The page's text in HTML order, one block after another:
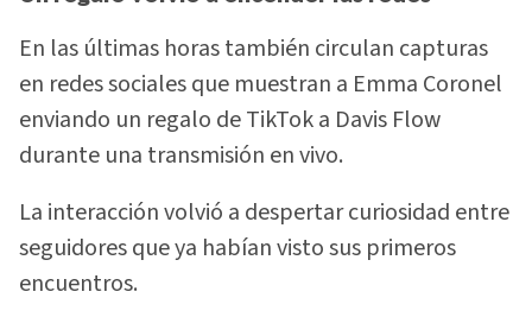
En las últimas horas también circulan capturas
en redes sociales que muestran a Emma Coronel
enviando un regalo de TikTok a Davis Flow
durante una transmisión en vivo.
La interacción volvió a despertar curiosidad entre
seguidores que ya habían visto sus primeros
encuentros.